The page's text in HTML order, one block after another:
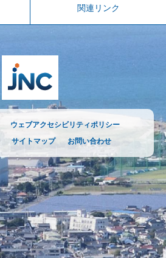
関連リンク
ウェブアクセシビリティポリシー
サイトマップ お問い合わせ